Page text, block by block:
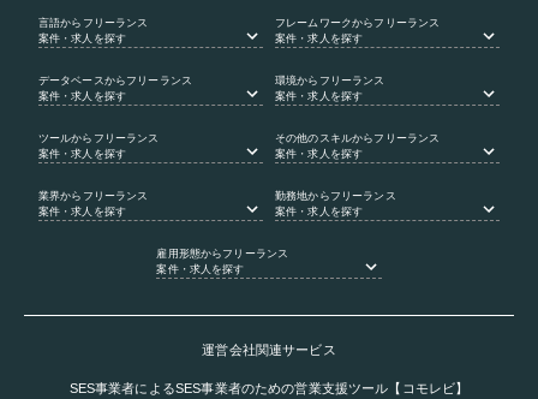
言語からフリーランス
案件・求人を探す
フレームワークからフリーランス
案件・求人を探す
データベース からフリーランス
案件・求人を探す
環境からフリーランス
案件・求人を探す
ツールからフリーランス
案件・求人を探す
その他のスキルからフリーランス
案件・求人を探す
業界からフリーランス
案件・求人を探す
勤務地からフリーランス
案件・求人を探す
雇用形態からフリーランス
案件・求人を探す
運営会社関連サービス
SES事業者によるSES事業者のための営業支援ツール【コモレビ】